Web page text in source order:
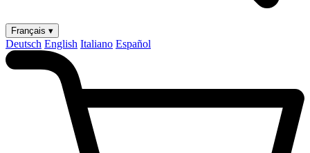
Français ▾
Deutsch English Italiano Español